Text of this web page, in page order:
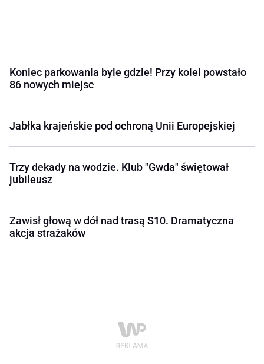
Koniec parkowania byle gdzie! Przy kolei powstało
86 nowych miejsc
Jabłka krajeńskie pod ochroną Unii Europejskiej
Trzy dekady na wodzie. Klub "Gwda" świętował
jubileusz
Zawisł głową w dół nad trasą S10. Dramatyczna
akcja strażaków